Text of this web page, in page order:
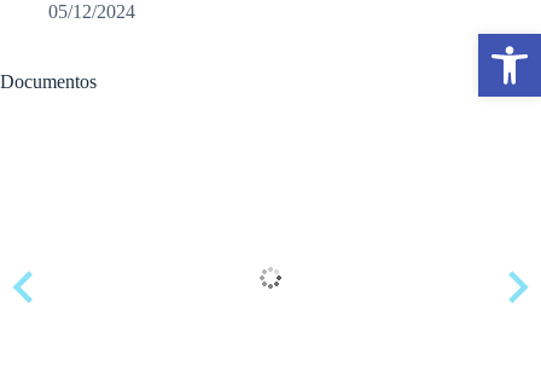
Abrir a barra de ferramentas
ú
05/12/2024
Documentos